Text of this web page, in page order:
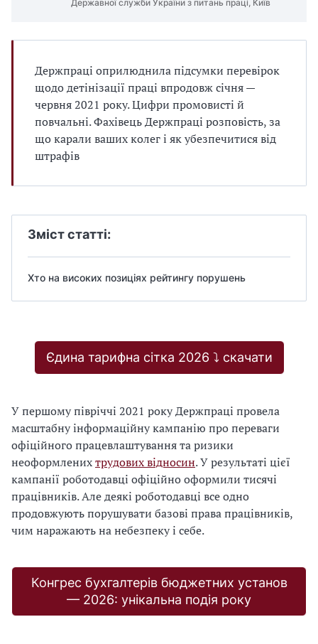
Державної служби України з питань праці, Київ
Держпраці оприлюднила підсумки перевірок
щодо детінізації праці впродовж січня —
червня 2021 року. Цифри промовисті й
повчальні. Фахівець Держпраці розповість, за
що карали ваших колег і як убезпечитися від
штрафів
Зміст статті:
Хто на високих позиціях рейтингу порушень
Єдина тарифна сітка 2026 ⤵️ скачати
У першому півріччі 2021 року Держпраці провела
масштабну інформаційну кампанію про переваги
офіційного працевлаштування та ризики
неоформленихтрудових відносин. У результаті цієї
кампанії роботодавці офіційно оформили тисячі
працівників. Але деякі роботодавці все одно
продовжують порушувати базові права працівників,
чим наражають на небезпеку і себе.
Конгрес бухгалтерів бюджетних установ
— 2026: унікальна подія року